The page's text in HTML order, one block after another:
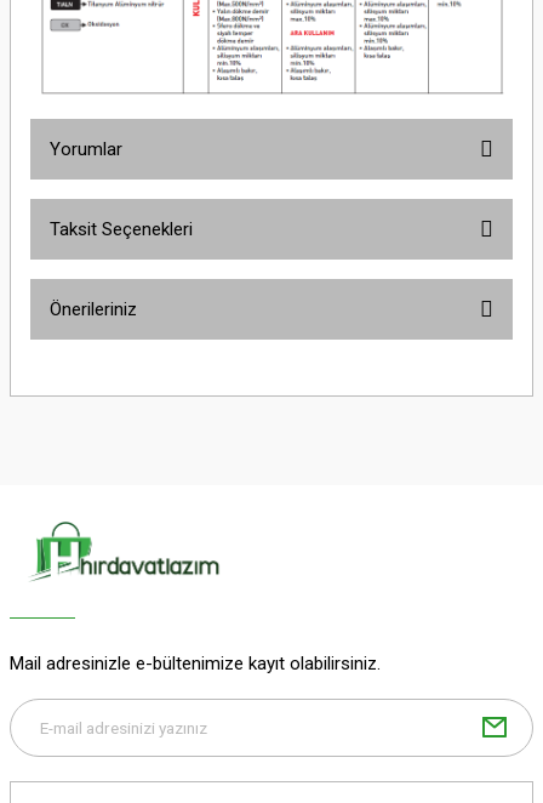
Yorumlar
Taksit Seçenekleri
Önerileriniz
yetersiz gördüğünüz noktaları öneri formunu kullanarak tarafımıza
Ürün açıklamasında eksik bilgiler bulunuyor.
Ürün bilgilerinde hatalar bulunuyor.
Mail adresinizle e-bültenimize kayıt olabilirsiniz.